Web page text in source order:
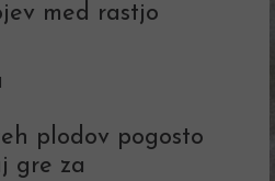
med rastjo
plodov pogosto
gre za